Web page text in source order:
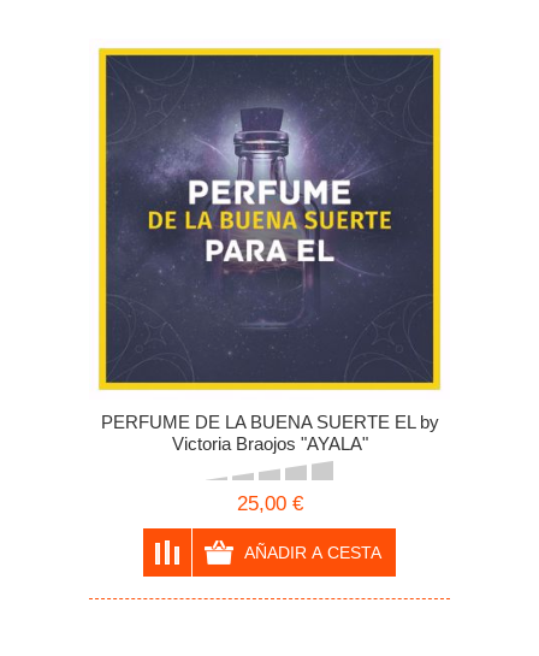
PERFUME DE LA BUENA SUERTE EL by
Victoria Braojos "AYALA"
25,00 €